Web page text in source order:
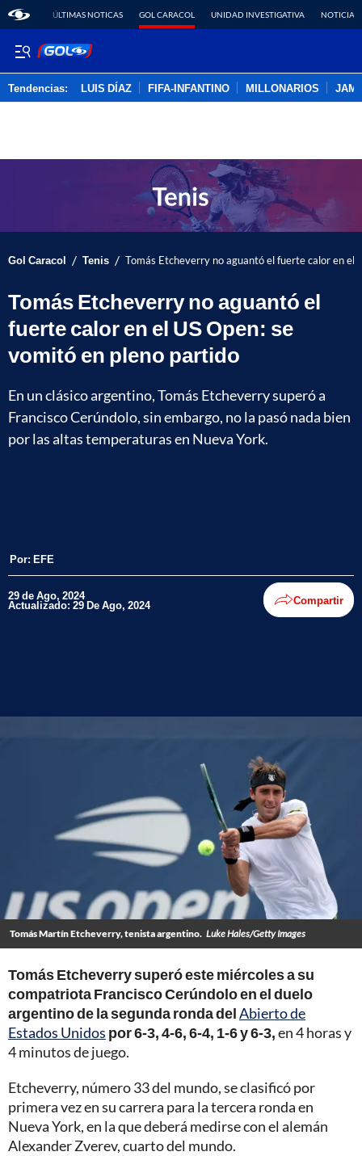
ÚLTIMAS NOTICAS GOL CARACOL UNIDAD INVESTIGATIVA NOTICIAS
Tendencias: LUIS DÍAZ FIFA-INFANTINO MILLONARIOS
Gol Caracol / Tenis / Tomás Etcheverry no aguantó el fuerte calor en el
Tomás Etcheverry no aguantó el
fuerte calor en el US Open: se
vomitó en pleno partido
En un clásico argentino, Tomás Etcheverry superó a
Francisco Cerúndolo, sin embargo, no la pasó nada bien
por las altas temperaturas en Nueva York.
Por: EFE
29 de Ago, 2024
Actualizado: 29 De Ago, 2024 Compartir
Tomás Martín Etcheverry, tenista argentino. Luke Hales/Getty Images
Tomás Etcheverry superó este miércoles a su
compatriota Francisco Cerúndolo en el duelo
argentino de la segunda ronda delAbierto de
Estados Unidos por 6-3, 4-6, 6-4, 1-6 y 6-3,en 4 horas y
4 minutos de juego.
Etcheverry, número 33 del mundo, se clasificó por
primera vez en su carrera para la tercera ronda en
Nueva York, en la que deberá medirse con el alemán
Alexander Zverev, cuarto del mundo.